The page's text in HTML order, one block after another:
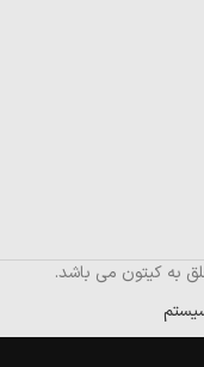
به کیتون می باشد.